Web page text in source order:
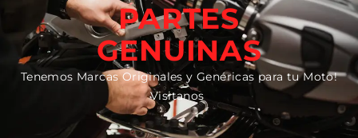
PARTES
GENUINAS
Tenemos Marcas Originales y Genéricas para tu Moto!
Visitanos